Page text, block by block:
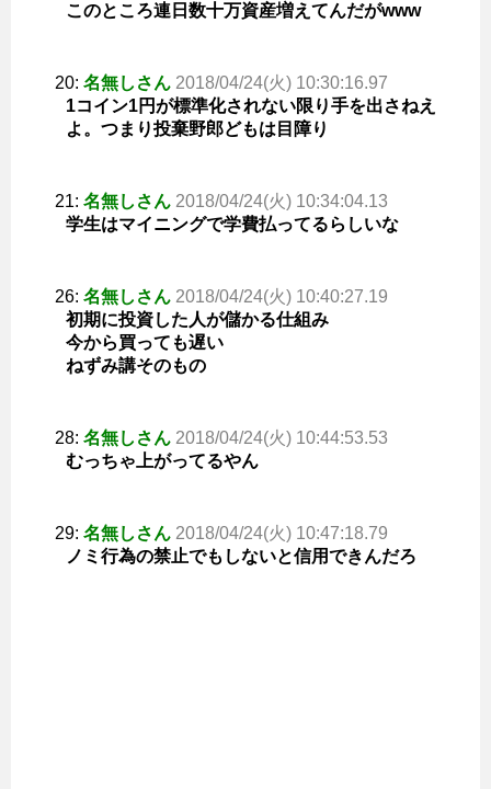
このところ連日数十万資産増えてんだがwww
20: 名無しさん 2018/04/24(火) 10:30:16.97
1コイン1円が標準化されない限り手を出さねえ
よ。つまり投棄野郎どもは目障り
21: 名無しさん 2018/04/24(火) 10:34:04.13
学生はマイニングで学費払ってるらしいな
26: 名無しさん 2018/04/24(火) 10:40:27.19
初期に投資した人が儲かる仕組み
今から買っても遅い
ねずみ講そのもの
28: 名無しさん 2018/04/24(火) 10:44:53.53
むっちゃ上がってるやん
29: 名無しさん 2018/04/24(火) 10:47:18.79
ノミ行為の禁止でもしないと信用できんだろ